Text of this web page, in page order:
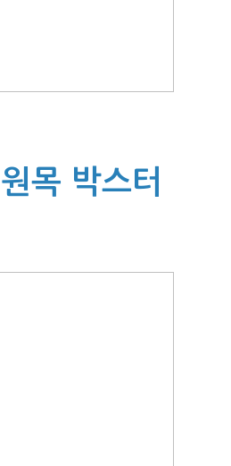
목 박스터